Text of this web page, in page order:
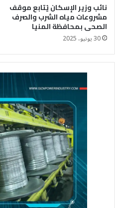
نائب وزير الإسكان يُتابع موقف
مشروعات مياه الشرب والصرف
الصحى بمحافظة المنيا
30 يونيو، 2025